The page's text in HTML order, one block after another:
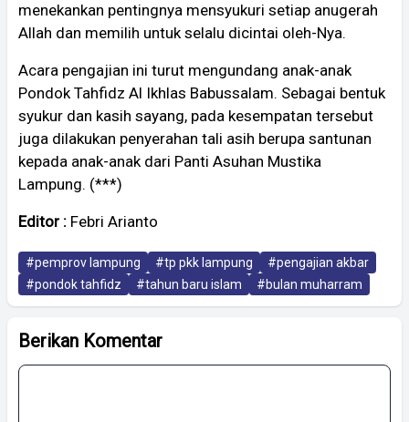
menekankan pentingnya mensyukuri setiap anugerah
Allah dan memilih untuk selalu dicintai oleh-Nya.
Acara pengajian ini turut mengundang anak-anak
Pondok Tahfidz Al Ikhlas Babussalam. Sebagai bentuk
syukur dan kasih sayang, pada kesempatan tersebut
juga dilakukan penyerahan tali asih berupa santunan
kepada anak-anak dari Panti Asuhan Mustika
Lampung. (***)
Editor : Febri Arianto
#pemprov lampung #tp pkk lampung
#pengajian akbar
#pondok tahfidz
#tahun baru islam #bulan muharram
Berikan Komentar